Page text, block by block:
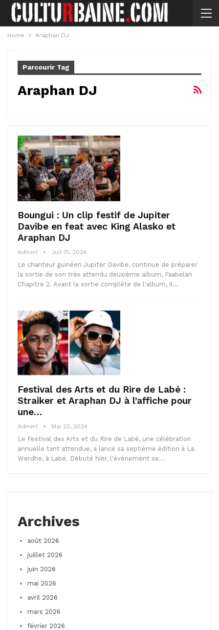
Home Araphan DJ
Parcourir Tag
Araphan DJ
Boungui : Un clip festif de Jupiter
Davibe en feat avec King Alasko et
Araphan DJ
Admin1 Juil 31, 2024
Le chanteur guinéen Jupiter Davibe, continue de préparer
la sortie de son très attendu deuxième album, Faabelan
Chapitre 2. Avant la sortie complète de l'album, il…
Festival des Arts et du Rire de Labé :
Straiker et Araphan DJ à l’affiche pour
une…
Admin1 Mai 22, 2024
Le Festival des Arts et du Rire de Labé, une célébration
annuelle tant attendue, a lancé sa septième édition à La
Werdhe, à Labé. Débuté hier, l'événement se…
Archives
août 2026
juillet 2026
juin 2026
mai 2026
avril 2026
mars 2026
février 2026